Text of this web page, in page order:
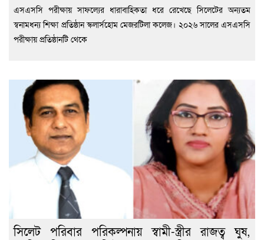
এসএসসি পরীক্ষায় সাফল্যের ধারাবাহিকতা ধরে রেখেছে সিলেটের অন্যতম
স্বনামধন্য শিক্ষা প্রতিষ্ঠান স্কলার্সহোম মেজরটিলা কলেজ। ২০২৬ সালের এসএসসি
পরীক্ষায় প্রতিষ্ঠানটি থেকে
সিলেট পরিবার পরিকল্পনায় স্বামী-স্ত্রীর রাজত্ব ঘুষ,